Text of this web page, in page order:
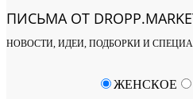
ПИСЬМА ОТ
НОВОСТИ, ИДЕИ, ПОДБОРКИ И
ЖЕНСКОЕ